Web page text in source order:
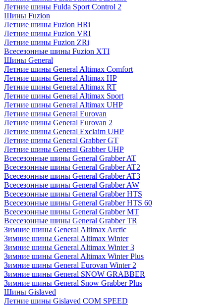
Летние шины Fulda Sport Control 2
Шины Fuzion
Летние шины Fuzion HRi
Летние шины Fuzion VRI
Летние шины Fuzion ZRi
Всесезонные шины Fuzion XTI
Шины General
Летние шины General Altimax Comfort
Летние шины General Altimax HP
Летние шины General Altimax RT
Летние шины General Altimax Sport
Летние шины General Altimax UHP
Летние шины General Eurovan
Летние шины General Eurovan 2
Летние шины General Exclaim UHP
Летние шины General Grabber GT
Летние шины General Grabber UHP
Всесезонные шины General Grabber AT
Всесезонные шины General Grabber AT2
Всесезонные шины General Grabber AT3
Всесезонные шины General Grabber AW
Всесезонные шины General Grabber HTS
Всесезонные шины General Grabber HTS 60
Всесезонные шины General Grabber MT
Всесезонные шины General Grabber TR
Зимние шины General Altimax Arctic
Зимние шины General Altimax Winter
Зимние шины General Altimax Winter 3
Зимние шины General Altimax Winter Plus
Зимние шины General Eurovan Winter 2
Зимние шины General SNOW GRABBER
Зимние шины General Snow Grabber Plus
Шины Gislaved
Летние шины Gislaved COM SPEED